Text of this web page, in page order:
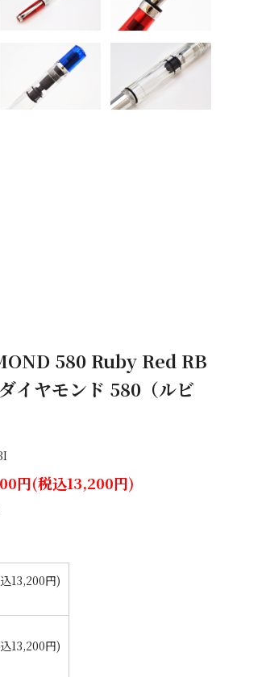
580 Ruby Red RB
イヤモンド 580（ルビ
円(税込13,200円)
13,200円)
13,200円)